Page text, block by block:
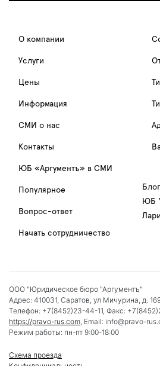
О компании
Услуги
Цены
Информация
СМИ о нас
Контакты
ЮБ «Аргументъ» в СМИ
Популярное
Вопрос-ответ
Начать сотрудничество
ЮБ
ООО "Юридическое бюро "Аргументъ"
Адрес: 410031, Саратов, ул Мичурина, д.
Телефон: +7(8452)23-44-11, Факс:
https://pravo-rus.com, Email: info@pravo-
Режим работы: пн-пт 9:00-18:00
Схема проезда